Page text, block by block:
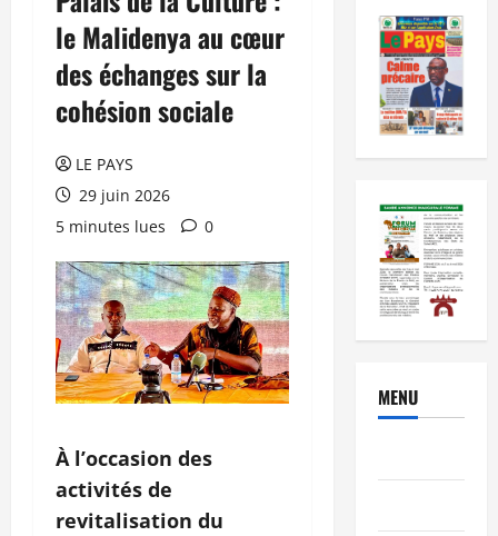
le Malidenya au cœur
des échanges sur la
cohésion sociale
LE PAYS
29 juin 2026
5 minutes lues
0
À l’occasion des
activités de
revitalisation du
MENU